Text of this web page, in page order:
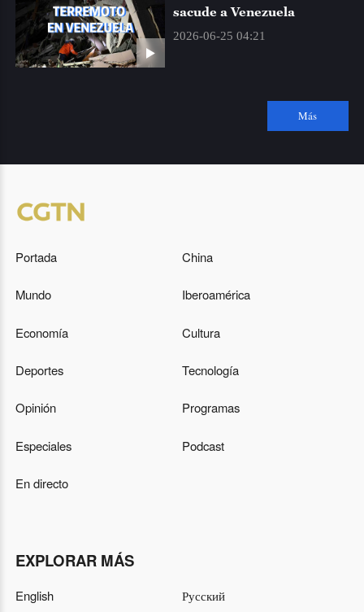
DOCUMENTAL
23:30
EL PROYECTOR
01:45
CGTN NOTICIAS
03:00
SABOREANDO CHINA
03:30
04:30
sacude a Venezuela
2026-06-25 04:21
Más
Portada China
Mundo Iberoamérica
Economía Cultura
Deportes Tecnología
Opinión Programas
Especiales Podcast
En directo
EXPLORAR MÁS
English
Русский